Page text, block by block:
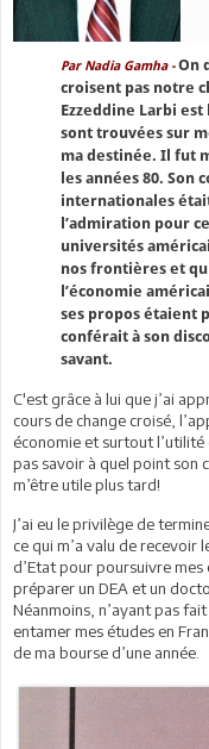
Par Nadia Gamha -On
croisent pas notre
Ezzeddine Larbi est
sont trouvées sur
ma destinée. Il fut
les années 80. Son
internationales
l’admiration pour
universités
nos frontières et
l’économie
ses propos étaient
conférait à son
savant.
C'est grâce à lui que j’ai
cours de change croisé,
économie et surtout l’utilité
pas savoir à quel point son
m’être utile plus tard!
J’ai eu le privilège de
ce qui m’a valu de recevoir
d’Etat pour poursuivre mes
préparer un DEA et un
Néanmoins, n’ayant pas
entamer mes études en
de ma bourse d’une année.